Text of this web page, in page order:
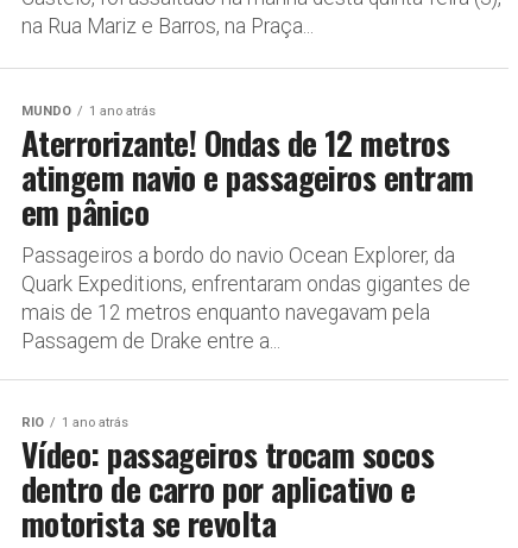
na Rua Mariz e Barros, na Praça...
MUNDO 1 ano atrás
Aterrorizante! Ondas de 12 metros
atingem navio e passageiros entram
em pânico
Passageiros a bordo do navio Ocean Explorer, da
Quark Expeditions, enfrentaram ondas gigantes de
mais de 12 metros enquanto navegavam pela
Passagem de Drake entre a...
RIO 1 ano atrás
Vídeo: passageiros trocam socos
dentro de carro por aplicativo e
motorista se revolta